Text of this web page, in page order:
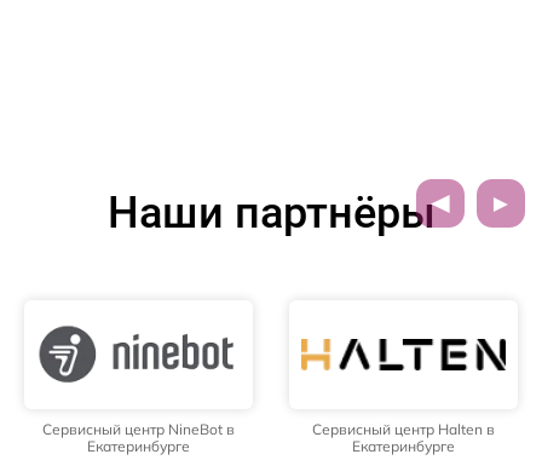
Наши партнёры
Сервисный центр NineBot в
Екатеринбурге
Сервисный центр Halten в
Екатеринбурге